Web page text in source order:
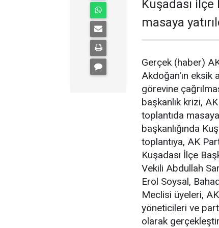
Kuşadası
masaya
Gerçek (haber)
Akdoğan'ın eksik
görevine
başkanlık krizi,
toplantıda masaya
başkanlığında
toplantıya, AK
Kuşadası İlçe
Vekili Abdullah
Erol Soysal,
Meclisi üyeleri,
yöneticileri ve
olarak